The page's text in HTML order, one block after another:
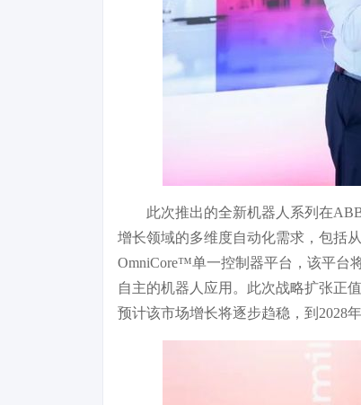
此次推出的全新机器人系列在
增长领域的多维度自动化需求，包括
OmniCore™单一控制器平台，该平台
自主的机器人应用。此次战略扩张正
预计该市场增长将逐步趋稳，到2028年